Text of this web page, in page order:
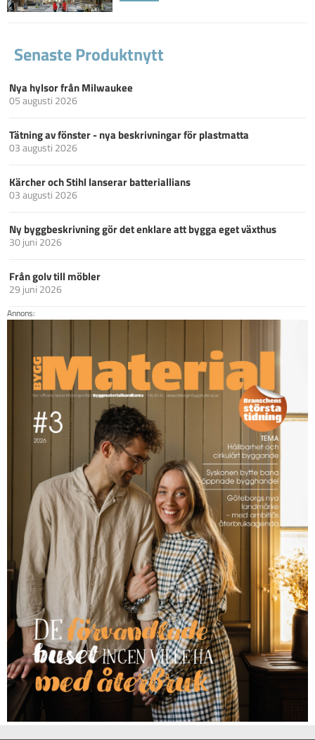
Senaste Produktnytt
Nya hylsor från Milwaukee
05 augusti 2026
Tätning av fönster - nya beskrivningar för plastmatta
03 augusti 2026
Kärcher och Stihl lanserar batteriallians
03 augusti 2026
Ny byggbeskrivning gör det enklare att bygga eget växthus
30 juni 2026
Från golv till möbler
29 juni 2026
Annons: